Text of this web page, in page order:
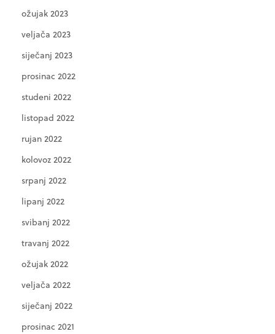
ožujak 2023
veljača 2023
siječanj 2023
prosinac 2022
studeni 2022
listopad 2022
rujan 2022
kolovoz 2022
srpanj 2022
lipanj 2022
svibanj 2022
travanj 2022
ožujak 2022
veljača 2022
siječanj 2022
prosinac 2021